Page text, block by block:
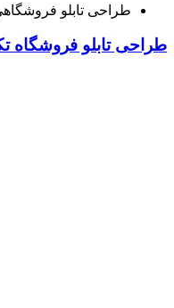
طراحی تابلو
طراحی تابلو فروشگاه